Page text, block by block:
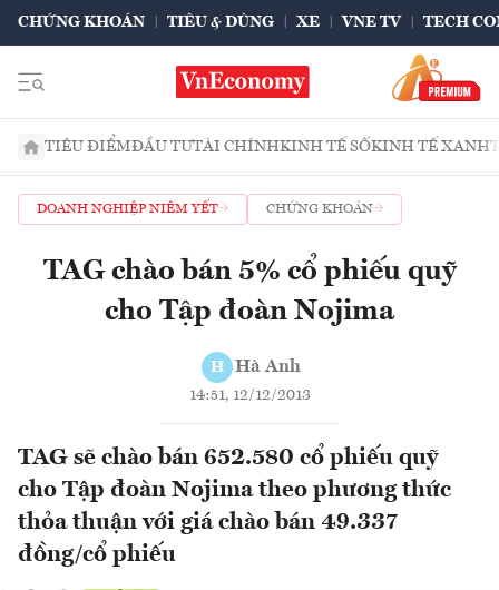
CHỨNG KHOÁN TIÊU & DÙNG XE VNE TV TECH
TIÊU ĐIỂMĐẦU TƯTÀI CHÍNHKINH TẾ SỐKINH TẾ XANH
DOANH NGHIỆP NIÊM YẾT CHỨNG KHOÁN
TAG chào bán 5% cổ phiếu quỹ
cho Tập đoàn Nojima
H Hà Anh
14:51, 12/12/2013
TAG sẽ chào bán 652.580 cổ phiếu quỹ
cho Tập đoàn Nojima theo phương thức
thỏa thuận với giá chào bán 49.337
đồng/cổ phiếu